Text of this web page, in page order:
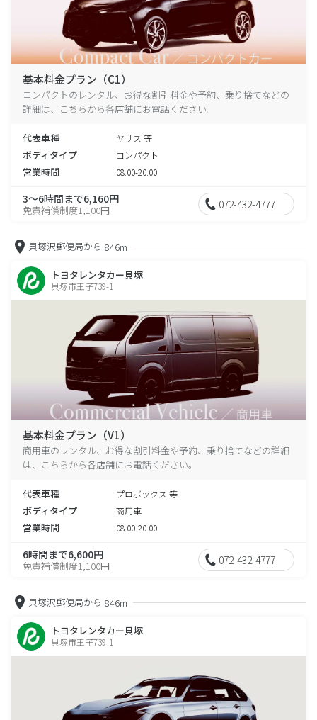
基本料金プラン（C1）
コンパクトのレンタル、お得な割引料金や予約、乗り捨てなどの
詳細は、こちらから各店舗にお電話ください。
代表車種 ヤリス 等
ボディタイプ コンパクト
営業時間 08:00-20:00
3～6時間まで6,160円
免責補償制度1,100円 072-432-4777
貝塚沢郵便局から 846m
トヨタレンタカー貝塚
貝塚市王子739-1
基本料金プラン（V1）
商用車のレンタル、お得な割引料金や予約、乗り捨てなどの詳細
は、こちらから各店舗にお電話ください。
代表車種 プロボックス 等
ボディタイプ 商用車
営業時間 08:00-20:00
6時間まで6,600円
免責補償制度1,100円 072-432-4777
貝塚沢郵便局から 846m
トヨタレンタカー貝塚
貝塚市王子739-1